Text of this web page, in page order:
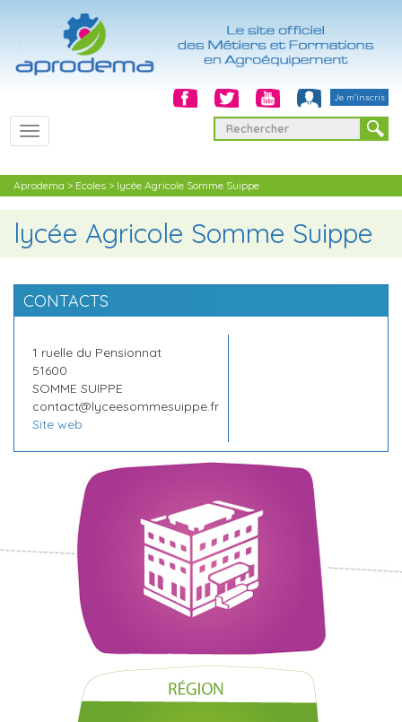
Je m'inscris
T
o
g
n
a
i
g
t
o
n
Aprodema > Ecoles > lycée Agricole Somme Suippe
lycée Agricole Somme Suippe
CONTACTS
1 ruelle du Pensionnat
51600
SOMME SUIPPE
contact@lyceesommesuippe.fr
Site web